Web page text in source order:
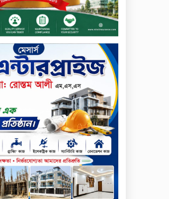
টাঙ্গাইলে নিহত বাস মালিকদের
পরিবারকে অনুদান ও সম্মাননা
প্রদান
টাঙ্গাইলে ভাষা কর্মশালা ও পুরষ্কার
বিতরণ
সড়ক নিরাপত্তায় বিশেষ অবদান
রাখায় নিসচা বিশেষ সম্মাননা
পেলেন লায়ন গনি মিয়া বাবুল
মার্কেন্টাইল ব্যাংকের নির্বাহী
কমিটির চেয়ারম্যান হলেন
আনোয়ারুল হক
সপ্তাহের শেষ কার্যদিবসে
লেনদেনের তালিকায় শীর্ষে উঠে
এসেছে শার্প ইন্ডাস্ট্রিজ